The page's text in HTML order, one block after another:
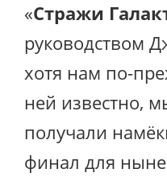
«Стражи
руководством
хотя нам по-
ней известно,
получали
финал для